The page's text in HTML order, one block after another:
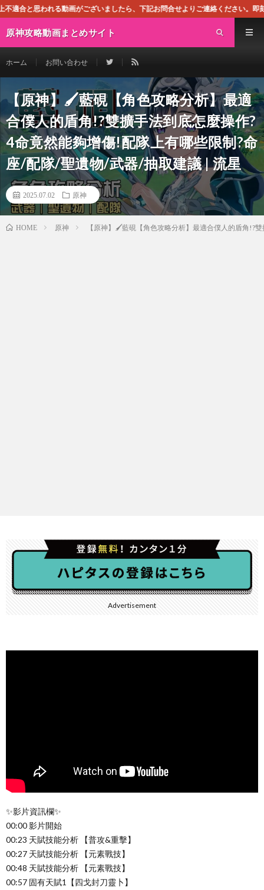
ございましたら、下記お問合せよりご連絡ください。即刻対処させて頂き
原神攻略動画まとめサイト
ホーム お問い合わせ
【原神】🖌️藍硯【角色攻略分析】最適
合僕人的盾角!?雙擴手法到底怎麼操作?
4命竟然能夠增傷!配隊上有哪些限制?命
座/配隊/聖遺物/武器/抽取建議 | 流星
2025.07.02 原神
HOME 原神 【原神】🖌️藍硯【角色攻略分析】最適合僕人的盾角!?
Advertisement
✨影片資訊欄✨
00:00 影片開始
00:23 天賦技能分析 【普攻&重擊】
00:27 天賦技能分析 【元素戰技】
00:48 天賦技能分析 【元素戰技】
00:57 固有天賦1【四戈封刀靈卜】